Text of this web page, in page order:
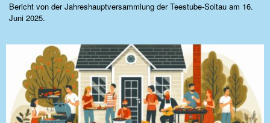
Bericht von der Jahreshauptversammlung der Teestube-Soltau am 16.
Juni 2025.